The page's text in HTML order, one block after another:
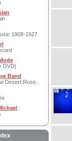
1908-1927
DVD)
Band
Desert Rose..